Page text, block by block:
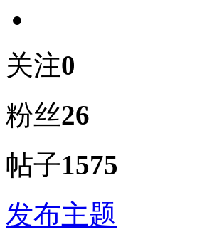
关注0
粉丝26
帖子1575
发布主题